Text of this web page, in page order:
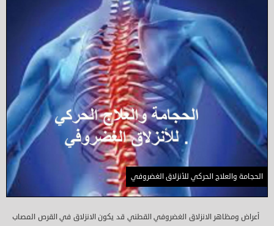
الحجامة والعلاج الحركي للأنزلاق الغضروفي
أعراض ومظاهر الانزلاق الغضروفي القطني قد يكون الانزلاق في القرص المصاب